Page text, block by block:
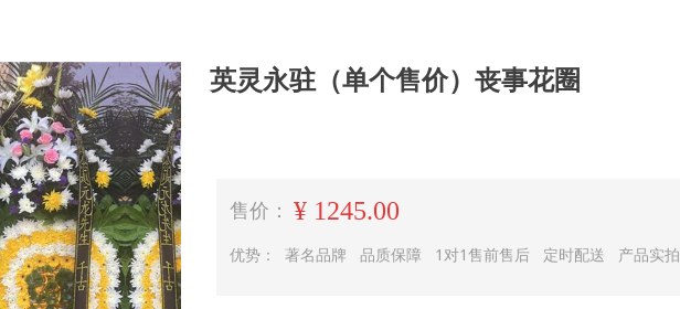
英灵永驻（单个售价）丧事花圈
售价： ¥ 1245.00
优势： 著名品牌 品质保障 1对1售前售后 定时配送 产品实拍